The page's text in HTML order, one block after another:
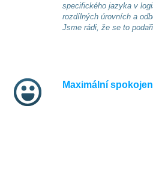
specifického jazyka v
rozdílných úrovních a
Jsme rádi, že se to
Maximální